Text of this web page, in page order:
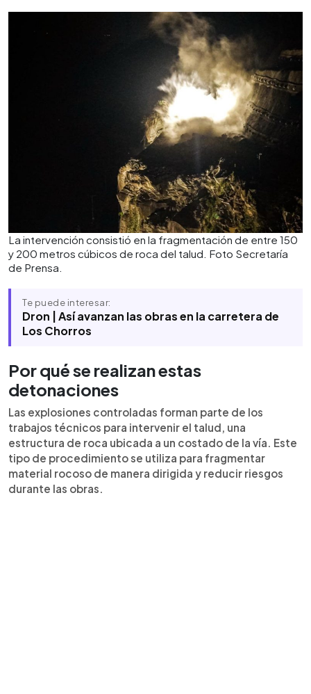
La intervención consistió en la fragmentación de entre 150
y 200 metros cúbicos de roca del talud. Foto Secretaría
de Prensa.
Te puede interesar:
Dron | Así avanzan las obras en la carretera de
Los Chorros
Por qué se realizan estas
detonaciones
Las explosiones controladas forman parte de los
trabajos técnicos para intervenir el talud, una
estructura de roca ubicada a un costado de la vía. Este
tipo de procedimiento se utiliza para fragmentar
material rocoso de manera dirigida y reducir riesgos
durante las obras.